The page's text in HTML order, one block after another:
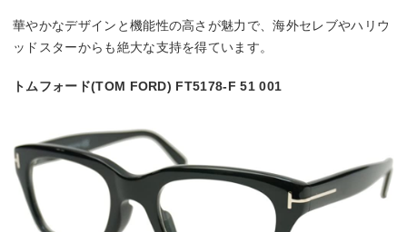
華やかなデザインと機能性の高さが魅力で、海外セレブやハリウ
ッドスターからも絶大な支持を得ています。
トムフォード(TOM FORD) FT5178-F 51 001